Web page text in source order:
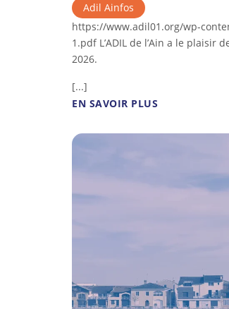
Adil Ainfos
https://www.adil01.org/wp-
1.pdf L’ADIL de l’Ain a le plaisir
2026.
[...]
EN SAVOIR PLUS